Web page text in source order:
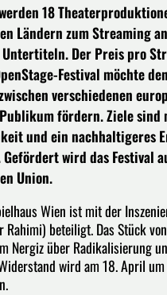
18
Ländern zum Streaming
Der Preis pro
Festival möchte
verschiedenen
fördern. Ziele sind
und ein nachhaltigeres
wird das Festival
Union.
Wien ist mit der
Rahimi) beteiligt. Das Stück
Nergiz über Radikalisierung
wird am 18. April